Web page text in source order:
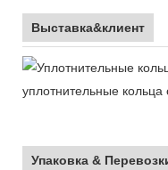
Выставка&клиент
Упаковка &